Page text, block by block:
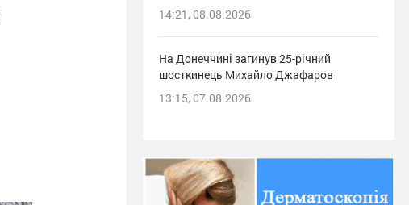
14:21, 08.08.2026
На Донеччині загинув 25-річний
шосткинець Михайло Джафаров
13:15, 07.08.2026